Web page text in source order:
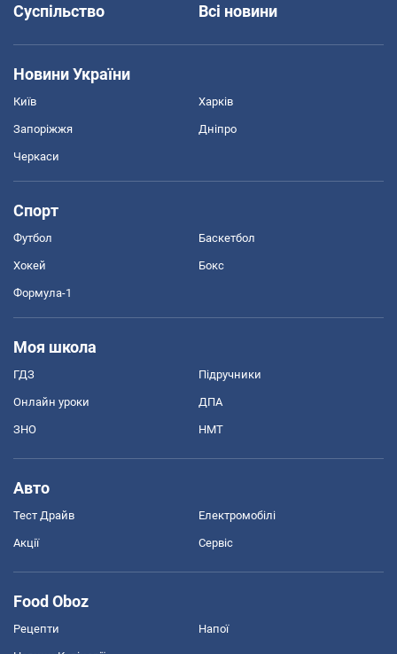
Суспільство
Всі новини
Новини України
Київ Харків
Запоріжжя Дніпро
Черкаси
Спорт
Футбол Баскетбол
Хокей Бокс
Формула-1
Моя школа
ГДЗ Підручники
Онлайн уроки ДПА
ЗНО НМТ
Авто
Тест Драйв Електромобілі
Акції Сервіс
Food Oboz
Рецепти Напої